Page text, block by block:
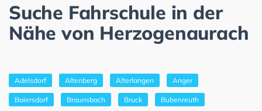
Suche Fahrschule in der
Nähe von Herzogenaurach
Adelsdorf Altenberg Alterlangen Anger
Baiersdorf Braunsbach Bruck Bubenreuth